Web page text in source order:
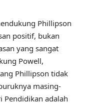
Phillipson
positif, bukan
yang sangat
Powell,
Phillipson tidak
masing-
Pendidikan adalah